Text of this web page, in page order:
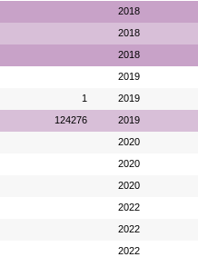
2018
2018
2018
2019
1 2019
124276 2019
2020
2020
2020
2022
2022
2022